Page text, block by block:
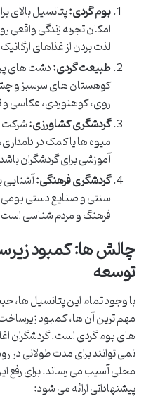
بوم گردی:پتانسیل بالای
امکان تجربه زندگی واقعی
لذت بردن از غذاهای
طبیعت گردی:دشت های
کوهستان های سرسبز و
روی، کوهنوردی، عکاسی
گردشگری کشاورزی:شرکت
میوه ها یا کمک در
آموزشی برای گردشگران
گردشگری فرهنگی:
سنتی و صنایع دستی
فرهنگ و مردم شناسی
چالش ها: کمبود
توسعه
با وجود تمام این پتانسیل
مهم ترین آن ها، کمبود
های بوم گردی است. گردشگران
نمی توانند برای مدت طولانی در
محلی آسیب می رساند. برای رفع
پیشنهاداتی ارائه می شود: